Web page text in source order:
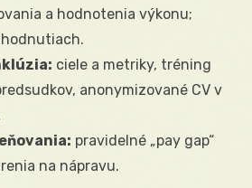
a hodnotenia výkonu;
ciele a metriky, tréning
anonymizované CV v
pravidelné „pay gap“
na nápravu.